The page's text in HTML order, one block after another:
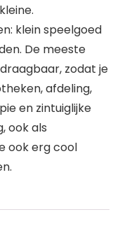
klein speelgoed
De meeste
zodat je
afdeling,
en zintuiglijke
ook als
ook erg cool